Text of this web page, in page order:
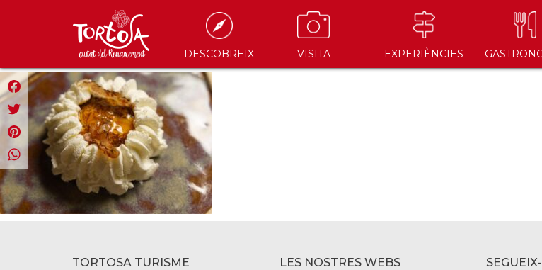
DESCOBREIX VISITA EXPERIÈNCIES
TORTOSA TURISME LES NOSTRES WEBS
Facebook
Twitter
Pinterest
WhatsApp